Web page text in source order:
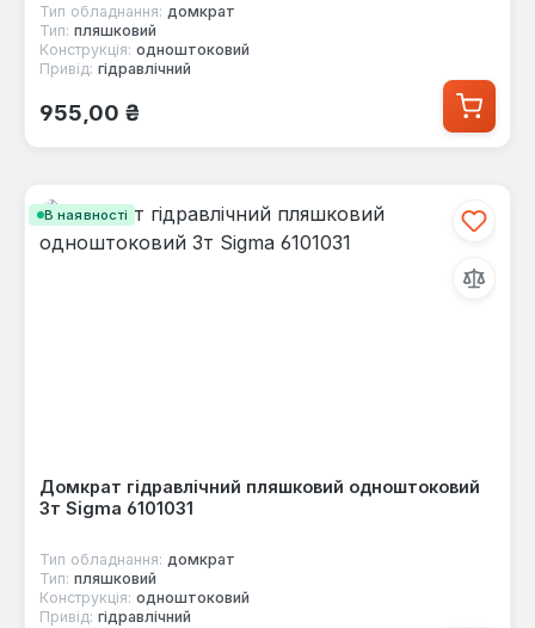
Тип обладнання: домкрат
Тип: пляшковий
Конструкція: одноштоковий
Привід: гідравлічний
Звичайна ціна:
955,00 ₴
В наявності
Домкрат гідравлічний пляшковий одноштоковий
3т Sigma 6101031
Тип обладнання: домкрат
Тип: пляшковий
Конструкція: одноштоковий
Привід: гідравлічний